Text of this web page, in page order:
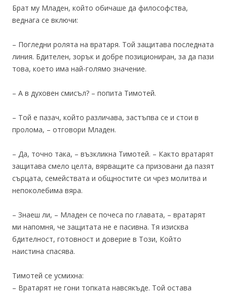
Брат му Младен, който обичаше да философства,
веднага се включи:
– Погледни ролята на вратаря. Той защитава последната
линия. Бдителен, зорък и добре позициониран, за да пази
това, което има най-голямо значение.
– А в духовен смисъл? – попита Тимотей.
– Той е пазач, който различава, застъпва се и стои в
пролома, – отговори Младен.
– Да, точно така, – възкликна Тимотей. – Както вратарят
защитава смело целта, вярващите са призовани да пазят
сърцата, семействата и общностите си чрез молитва и
непоколебима вяра.
– Знаеш ли, – Младен се почеса по главата, – вратарят
ми напомня, че защитата не е пасивна. Тя изисква
бдителност, готовност и доверие в Този, Който
наистина спасява.
Тимотей се усмихна:
– Вратарят не гони топката навсякъде. Той остава